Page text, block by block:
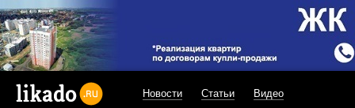
Новости Статьи Видео